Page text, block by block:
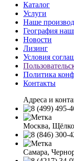
Каталог
Услуги
Наше
География
Новости
Лизинг
Условия
Политика
Контакты
Адреса и
Москва,
Самара,